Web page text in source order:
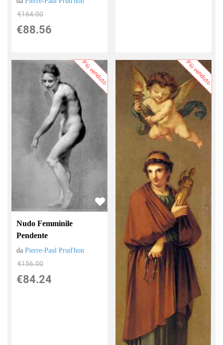
€164.00
€88.56
Più venduto
Nudo Femminile
Pendente
daPierre-Paul Prud'hon
€156.00
€84.24
Più venduto